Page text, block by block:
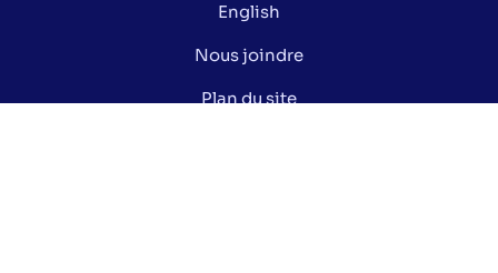
English
Nous joindre
Plan du site